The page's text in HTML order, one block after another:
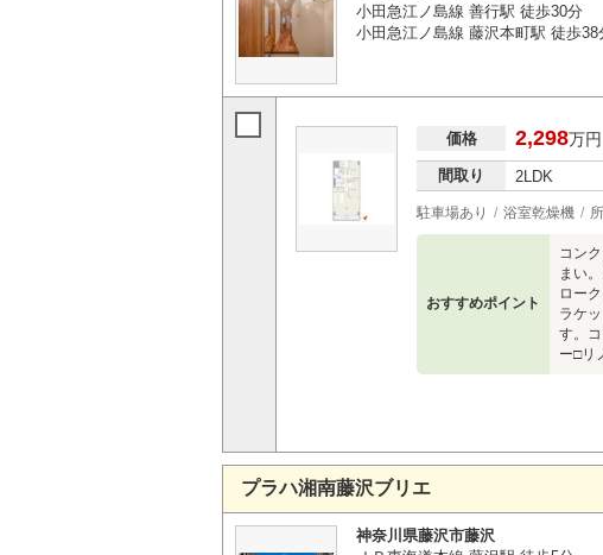
小田急江ノ島線 善行駅 徒歩30分
小田急江ノ島線 藤沢本町駅 徒歩38
価格 2,298万円
間取り 2LDK
駐車場あり 浴室乾燥機
おすすめポイント
コン
まい
ロー
ラケ
す。
ー□リ
プラハ湘南藤沢ブリエ
神奈川県藤沢市藤沢